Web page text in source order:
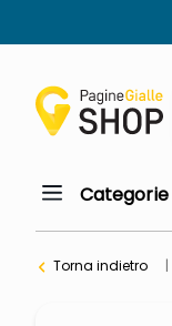
Categorie
Torna indietro